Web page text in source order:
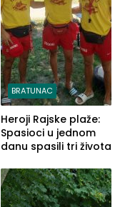
BRATUNAC
Heroji Rajske plaže:
Spasioci u jednom
danu spasili tri života